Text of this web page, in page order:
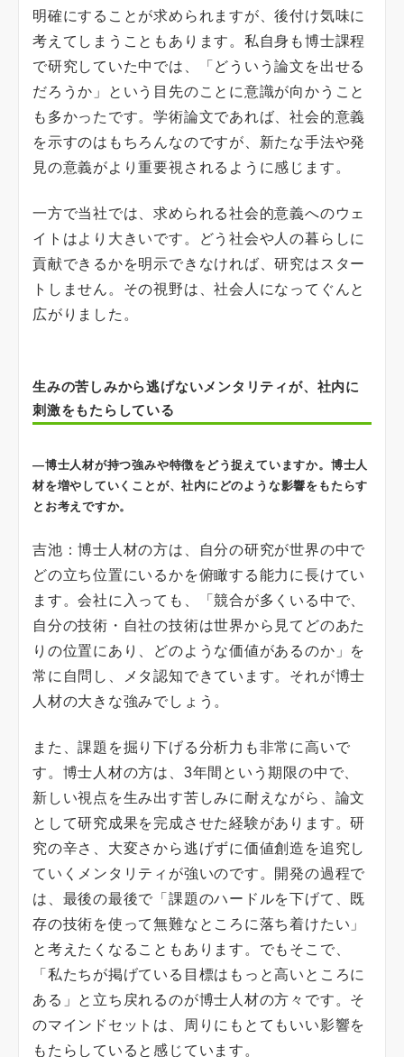
明確にすることが求められますが、後付け気味に
考えてしまうこともあります。私自身も博士課程
で研究していた中では、「どういう論文を出せる
だろうか」という目先のことに意識が向かうこと
も多かったです。学術論文であれば、社会的意義
を示すのはもちろんなのですが、新たな手法や発
見の意義がより重要視されるように感じます。
一方で当社では、求められる社会的意義へのウェ
イトはより大きいです。どう社会や人の暮らしに
貢献できるかを明示できなければ、研究はスター
トしません。その視野は、社会人になってぐんと
広がりました。
生みの苦しみから逃げないメンタリティが、社内に
刺激をもたらしている
―博士人材が持つ強みや特徴をどう捉えていますか。博士人
材を増やしていくことが、社内にどのような影響をもたらす
とお考えですか。
吉池：博士人材の方は、自分の研究が世界の中で
どの立ち位置にいるかを俯瞰する能力に長けてい
ます。会社に入っても、「競合が多くいる中で、
自分の技術・自社の技術は世界から見てどのあた
りの位置にあり、どのような価値があるのか」を
常に自問し、メタ認知できています。それが博士
人材の大きな強みでしょう。
また、課題を掘り下げる分析力も非常に高いで
す。博士人材の方は、3年間という期限の中で、
新しい視点を生み出す苦しみに耐えながら、論文
として研究成果を完成させた経験があります。研
究の辛さ、大変さから逃げずに価値創造を追究し
ていくメンタリティが強いのです。開発の過程で
は、最後の最後で「課題のハードルを下げて、既
存の技術を使って無難なところに落ち着けたい」
と考えたくなることもあります。でもそこで、
「私たちが掲げている目標はもっと高いところに
ある」と立ち戻れるのが博士人材の方々です。そ
のマインドセットは、周りにもとてもいい影響を
もたらしていると感じています。